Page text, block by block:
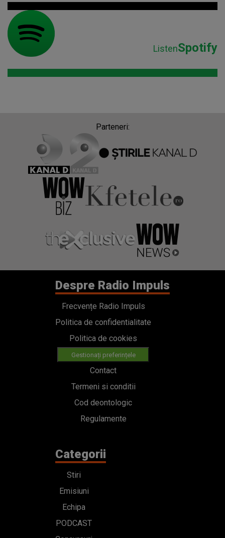
ListenSpotify
Parteneri:
Despre Radio Impuls
Frecvențe Radio Impuls
Politica de confidentialitate
Politica de cookies
Gestionați preferințele
Contact
Termeni si conditii
Cod deontologic
Regulamente
Categorii
Stiri
Emisiuni
Echipa
PODCAST